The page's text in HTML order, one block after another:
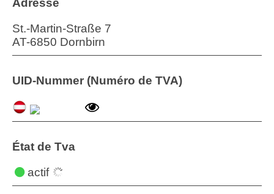
Adresse
St.-Martin-Straße 7
AT-6850 Dornbirn
UID-Nummer (Numéro de TVA)
État de Tva
actif